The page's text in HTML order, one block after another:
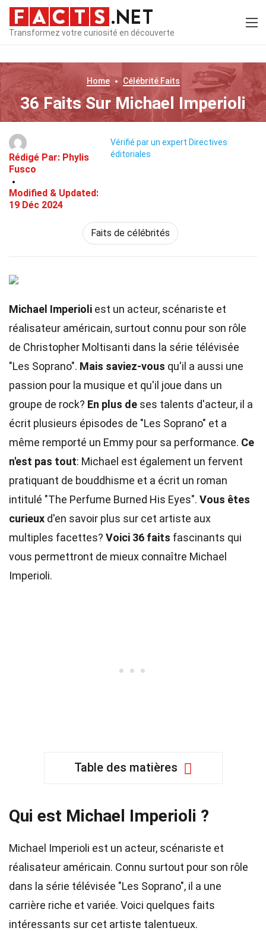
Transformez votre curiosité en découverte
Home CélébritéFaits
36 Faits Sur Michael Imperioli
Rédigé Par: Phylis
Fusco
Modified & Updated:
19 Déc 2024
Vérifié par un expert Directives
éditoriales
Faits de célébrités
Michael Imperioli est un acteur, scénariste et
réalisateur américain, surtout connu pour son rôle
de Christopher Moltisanti dans la série télévisée
"Les Soprano". Mais saviez-vous qu'il a aussi une
passion pour la musique et qu'il joue dans un
groupe de rock? En plus de ses talents d'acteur, il a
écrit plusieurs épisodes de "Les Soprano" et a
même remporté un Emmy pour sa performance. Ce
n'est pas tout: Michael est également un fervent
pratiquant de bouddhisme et a écrit un roman
intitulé "The Perfume Burned His Eyes". Vous êtes
curieux d'en savoir plus sur cet artiste aux
multiples facettes? Voici 36 faits fascinants qui
vous permettront de mieux connaître Michael
Imperioli.
Table des matières
Qui est Michael Imperioli ?
Michael Imperioli est un acteur, scénariste et
réalisateur américain. Connu surtout pour son rôle
dans la série télévisée "Les Soprano", il a une
carrière riche et variée. Voici quelques faits
intéressants sur cet artiste talentueux.